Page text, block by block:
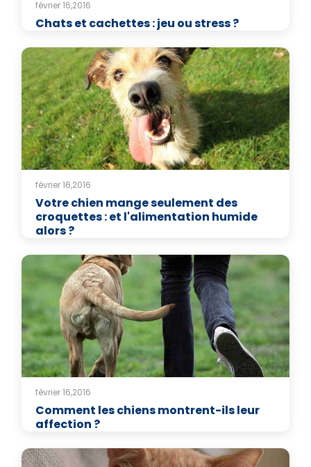
février 16,2016
Chats et cachettes : jeu ou stress ?
février 16,2016
Votre chien mange seulement des
croquettes : et l'alimentation humide
alors ?
février 16,2016
Comment les chiens montrent-ils leur
affection ?